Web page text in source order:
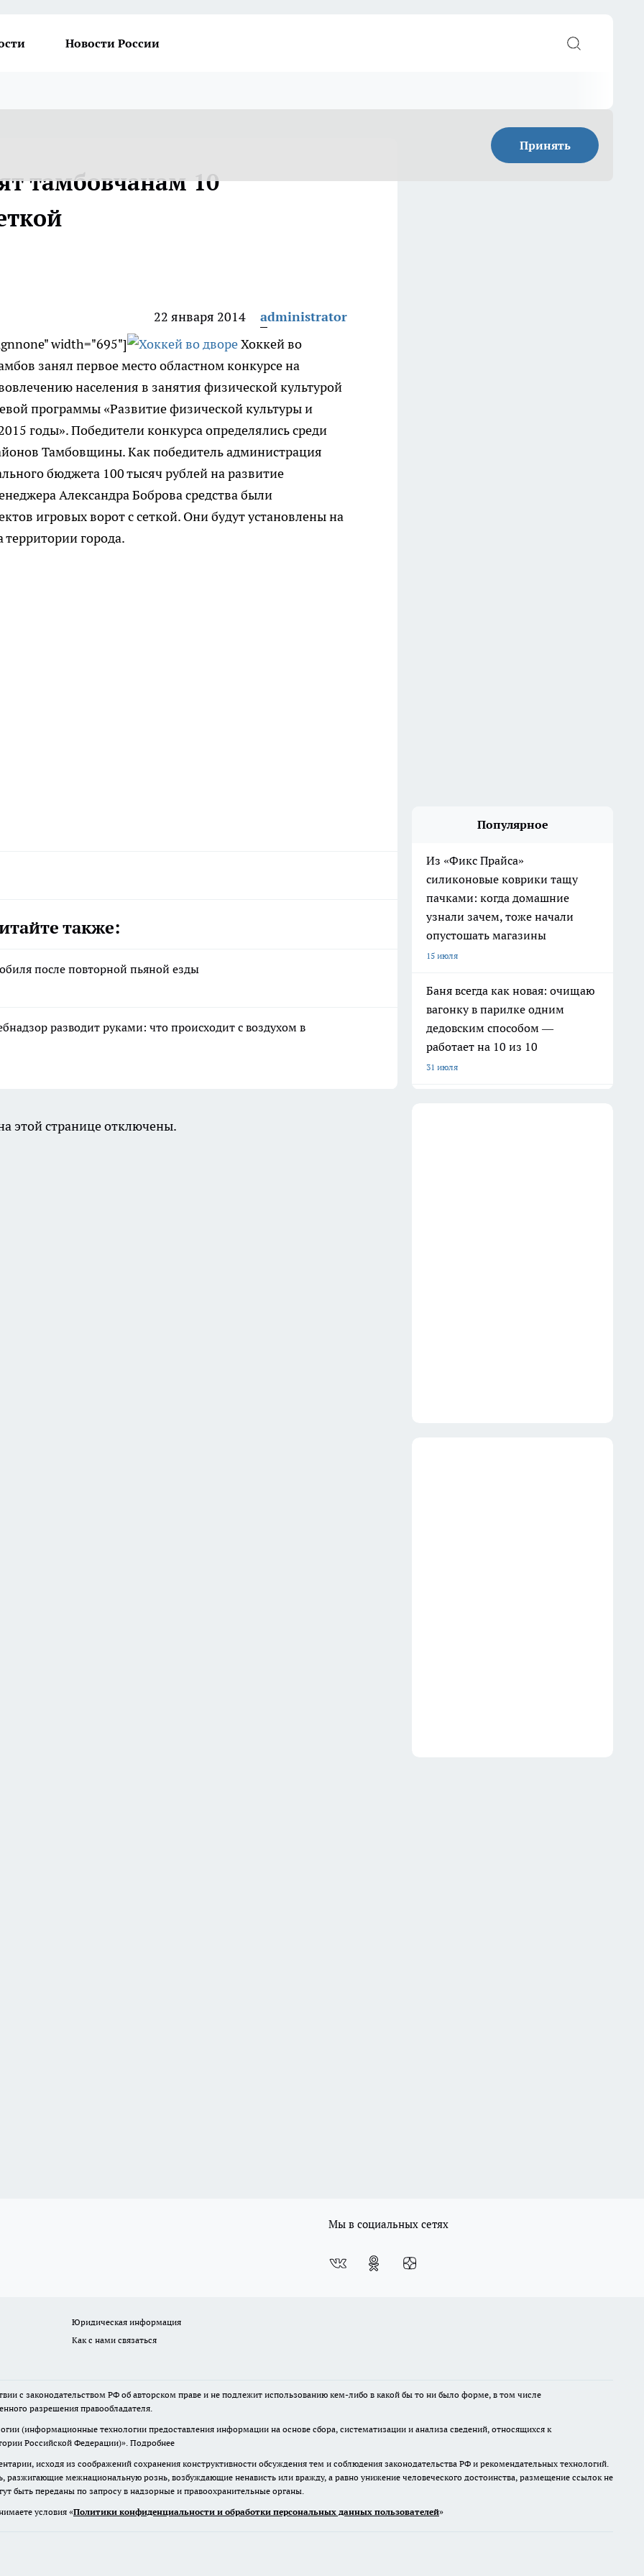
Новости России
Принять
тамбовчанам 10
22 января 2014
administrator
width="695"]
Хоккей во
занял первое место областном конкурсе на
населения в занятия физической культурой
программы «Развитие физической культуры и
годы». Победители конкурса определялись среди
Тамбовщины. Как победитель администрация
бюджета 100 тысяч рублей на развитие
Александра Боброва средства были
игровых ворот с сеткой. Они будут установлены на
города.
также:
после повторной пьяной езды
разводит руками: что происходит с воздухом в
Популярное
Из «Фикс Прайса»
силиконовые коврики тащу
пачками: когда домашние
узнали зачем, тоже начали
опустошать магазины
15 июля
Баня всегда как новая: очищаю
вагонку в парилке одним
дедовским способом —
работает на 10 из 10
31 июля
этой странице отключены.
Мы в социальных сетях
Юридическая информация
Как с нами связаться
с законодательством РФ об авторском праве и не подлежит использованию кем-либо в какой бы то ни было форме, в том числе
разрешения правообладателя.
(информационные технологии предоставления информации на основе сбора, систематизации и анализа сведений, относящихся к
Российской Федерации)». Подробнее
исходя из соображений сохранения конструктивности обсуждения тем и соблюдения законодательства РФ и рекомендательных технологий.
межнациональную рознь, возбуждающие ненависть или вражду, а равно унижение человеческого достоинства, размещение ссылок не
быть переданы по запросу в надзорные и правоохранительные органы.
условия «Политики конфиденциальности и обработки персональных данных пользователей»